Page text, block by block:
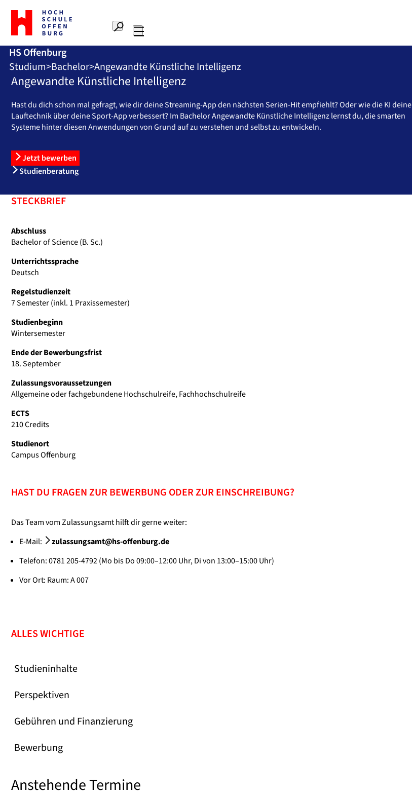
Zur
Startseite
Hochschule
Offenburg
Suche
Hauptnavigation
HS Offenburg
Studium Bachelor Angewandte Künstliche Intelligenz
Angewandte Künstliche Intelligenz
Hast du dich schon mal gefragt, wie dir deine Streaming-App den nächsten Serien-Hit empfiehlt? Oder wie die KI deine
Lauftechnik über deine Sport-App verbessert? Im Bachelor Angewandte Künstliche Intelligenz lernst du, die smarten
Systeme hinter diesen Anwendungen von Grund auf zu verstehen und selbst zu entwickeln.
Jetzt bewerben
Studienberatung
STECKBRIEF
Abschluss
Bachelor of Science (B. Sc.)
Unterrichtssprache
Deutsch
Regelstudienzeit
7 Semester (inkl. 1 Praxissemester)
Studienbeginn
Wintersemester
Ende der Bewerbungsfrist
18. September
Zulassungsvoraussetzungen
Allgemeine oder fachgebundene Hochschulreife, Fachhochschulreife
ECTS
210 Credits
Studienort
Campus Offenburg
HAST DU FRAGEN ZUR BEWERBUNG ODER ZUR EINSCHREIBUNG?
Das Team vom Zulassungsamt hilft dir gerne weiter:
E-Mail:
zulassungsamt@hs-offenburg.de
Telefon: 0781 205-4792 (Mo bis Do 09:00–12:00 Uhr, Di von 13:00–15:00 Uhr)
Vor Ort: Raum: A 007
ALLES WICHTIGE
Studieninhalte
Perspektiven
Gebühren und Finanzierung
Bewerbung
Anstehende Termine